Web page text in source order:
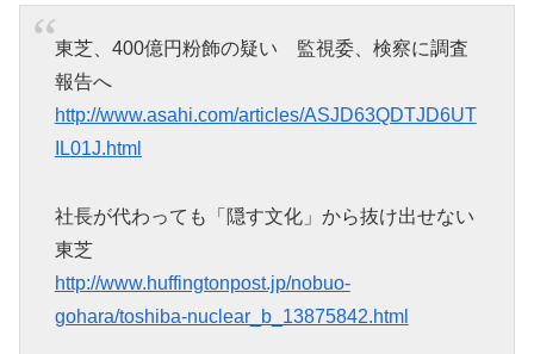
東芝、400億円粉飾の疑い 監視委、検察に調査
報告へ
http://www.asahi.com/articles/ASJD63QDTJD6UT
IL01J.html
社長が代わっても「隠す文化」から抜け出せない
東芝
http://www.huffingtonpost.jp/nobuo-
gohara/toshiba-nuclear_b_13875842.html